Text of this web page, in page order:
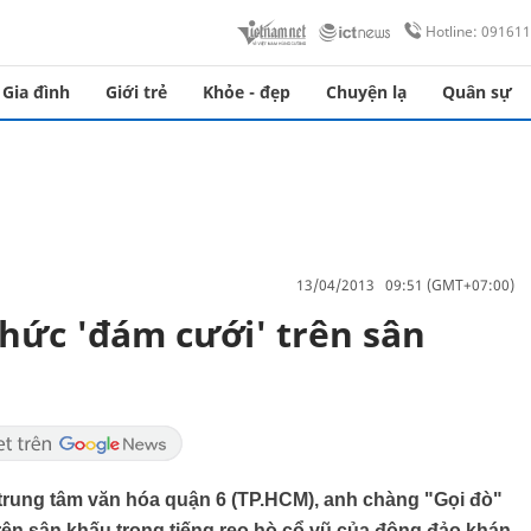
Hotline:
Gia đình Giới trẻ Khỏe - đẹp Chuyện lạ Quân sự
13/04/2013 09:51 (GMT+07:00)
'đám cưới' trên sân
tâm văn hóa quận 6 (TP.HCM), anh chàng "Gọi đò"